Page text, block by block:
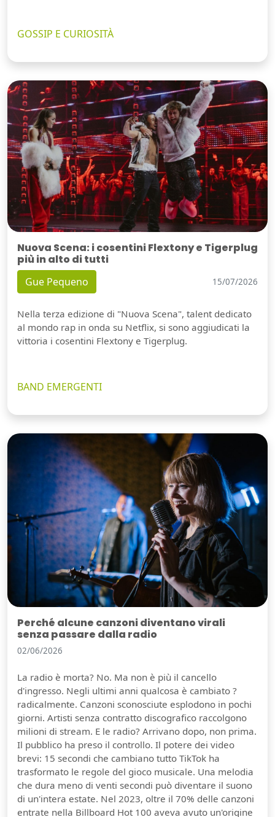
GOSSIP E CURIOSITÀ
Nuova Scena: i cosentini Flextony e Tigerplug
più in alto di tutti
Gue Pequeno 15/07/2026
Nella terza edizione di "Nuova Scena", talent dedicato
al mondo rap in onda su Netflix, si sono aggiudicati la
vittoria i cosentini Flextony e Tigerplug.
BAND EMERGENTI
Perché alcune canzoni diventano virali
senza passare dalla radio
02/06/2026
La radio è morta? No. Ma non è più il cancello
d'ingresso. Negli ultimi anni qualcosa è cambiato ?
radicalmente. Canzoni sconosciute esplodono in pochi
giorni. Artisti senza contratto discografico raccolgono
milioni di stream. E le radio? Arrivano dopo, non prima.
Il pubblico ha preso il controllo. Il potere dei video
brevi: 15 secondi che cambiano tutto TikTok ha
trasformato le regole del gioco musicale. Una melodia
che dura meno di venti secondi può diventare il suono
di un'intera estate. Nel 2023, oltre il 70% delle canzoni
entrate nella Billboard Hot 100 aveva avuto un'origine